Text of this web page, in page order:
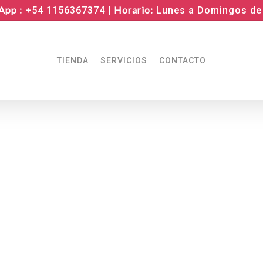
: +54 1156367374 | Horario: Lunes a Domingos
TIENDA SERVICIOS CONTACTO